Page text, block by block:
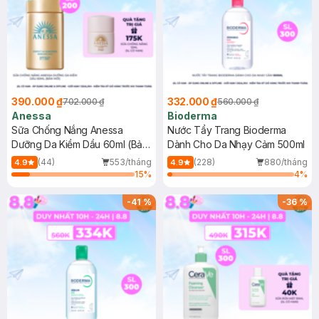
390.000 ₫702.000 ₫
Anessa
Sữa Chống Nắng Anessa
Dưỡng Da Kiềm Dầu 60ml (Bản
Mới)
4.9 (44)
553/tháng
15%
332.000 ₫560.000 ₫
Bioderma
Nước Tẩy Trang Bioderma
Dành Cho Da Nhạy Cảm 500ml
4.9 (228)
880/tháng
4%
-41% -36%